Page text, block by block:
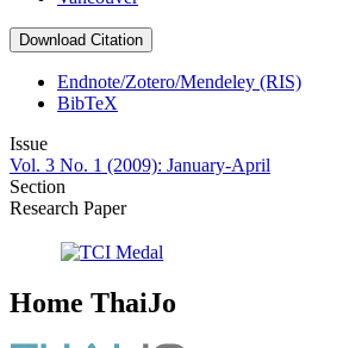
Download Citation
Endnote/Zotero/Mendeley (RIS)
BibTeX
Issue
Vol. 3 No. 1 (2009): January-April
Section
Research Paper
Home ThaiJo